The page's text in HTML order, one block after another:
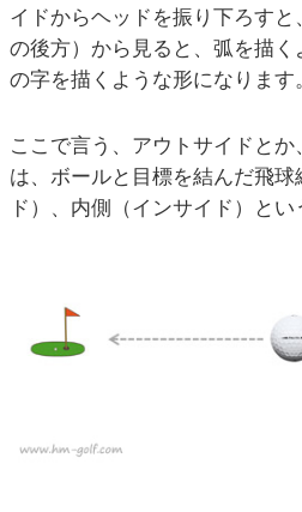
イドからヘッドを振り下ろす
の後方）から見ると、弧を描
の字を描くような形になります
ここで言う、アウトサイドと
は、ボールと目標を結んだ飛球
ド）、内側（インサイド）とい